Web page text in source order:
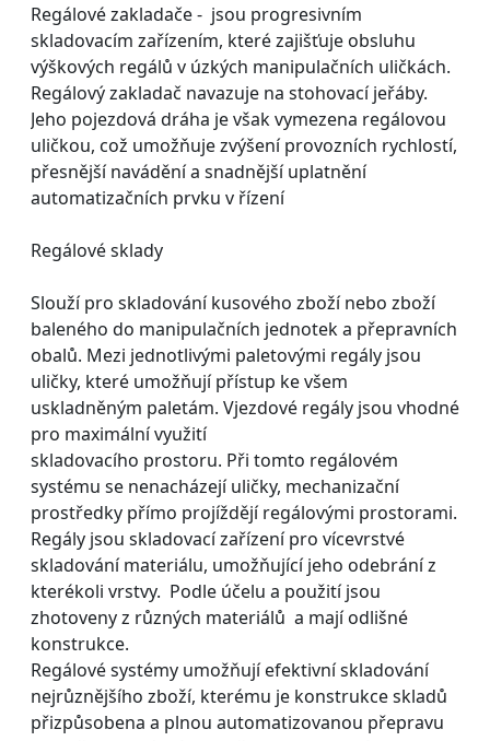
Regálové zakladače - jsou progresivním
skladovacím zařízením, které zajišťuje obsluhu
výškových regálů v úzkých manipulačních uličkách.
Regálový zakladač navazuje na stohovací jeřáby.
Jeho pojezdová dráha je však vymezena regálovou
uličkou, což umožňuje zvýšení provozních rychlostí,
přesnější navádění a snadnější uplatnění
automatizačních prvku v řízení
Regálové sklady
Slouží pro skladování kusového zboží nebo zboží
baleného do manipulačních jednotek a přepravních
obalů. Mezi jednotlivými paletovými regály jsou
uličky, které umožňují přístup ke všem
uskladněným paletám. Vjezdové regály jsou vhodné
pro maximální využití
skladovacího prostoru. Při tomto regálovém
systému se nenacházejí uličky, mechanizační
prostředky přímo projíždějí regálovými prostorami.
Regály jsou skladovací zařízení pro vícevrstvé
skladování materiálu, umožňující jeho odebrání z
kterékoli vrstvy. Podle účelu a použití jsou
zhotoveny z různých materiálů a mají odlišné
konstrukce.
Regálové systémy umožňují efektivní skladování
nejrůznějšího zboží, kterému je konstrukce skladů
přizpůsobena a plnou automatizovanou přepravu